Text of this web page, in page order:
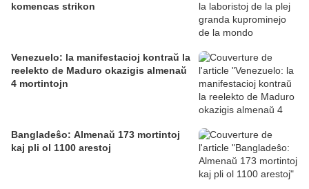
komencas strikon
Venezuelo: la manifestacioj kontraŭ la
reelekto de Maduro okazigis almenaŭ
4 mortintojn
Bangladeŝo: Almenaŭ 173 mortintoj
kaj pli ol 1100 arestoj